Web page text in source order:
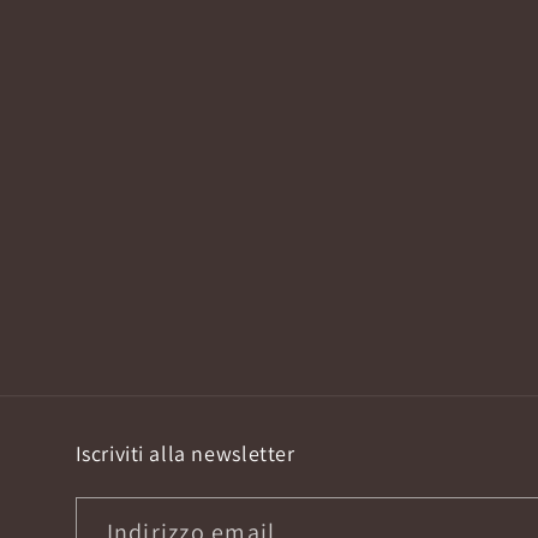
Iscriviti alla newsletter
Indirizzo email